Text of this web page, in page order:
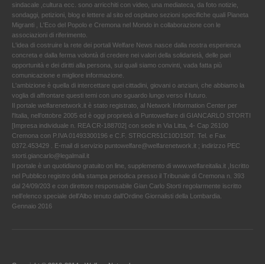
sindacale ,cultura ecc. sono arricchiti con video, una mediateca, da foto notizie,
sondaggi, petizioni, blog e lettere al sito ed ospitano sezioni specifiche quali Pianeta
Migranti , L'Eco del Popolo e Cremona nel Mondo in collaborazione con le
associazioni di riferimento.
L'idea di costruire la rete dei portali Welfare News nasce dalla nostra esperienza
concreta e dalla ferma volontà di credere nei valori della solidarietà, delle pari
opportunità e dei diritti alla persona, sui quali siamo convinti, vada fatta più
comunicazione e migliore informazione.
L'ambizione è quella di intercettare quei cittadini, giovani o anziani, che abbiamo la
voglia di affrontare questi temi con uno sguardo lungo verso il futuro.
Il portale welfarenetwork.it è stato registrato, al Network Information Center per
l'Italia, nell’ottobre 2005 ed è oggi proprietà di Puntowelfare di GIANCARLO STORTI
[Impresa individuale n. REA CR-188702] con sede in Via Litta, 4- Cap 26100
Cremona con P.IVA 01493300196 e C.F. STRGCR51C10D150T. Tel. e Fax
0372.453429 . E-mail di servizio puntowelfare@welfarenetwork.it ; indirizzo PEC
storti.giancarlo@legalmail.it
Il portale è un quotidiano gratuito on line, supplemento di www.welfareitalia.it ,Iscritto
nel Pubblico registro della stampa periodica presso il Tribunale di Cremona n. 393
dal 24/09/203 e con direttore responsabile Gian Carlo Storti regolarmente iscritto
nell’elenco speciale dell’Albo tenuto dall’Ordine Giornalisti della Lombardia.
Gennaio 2016